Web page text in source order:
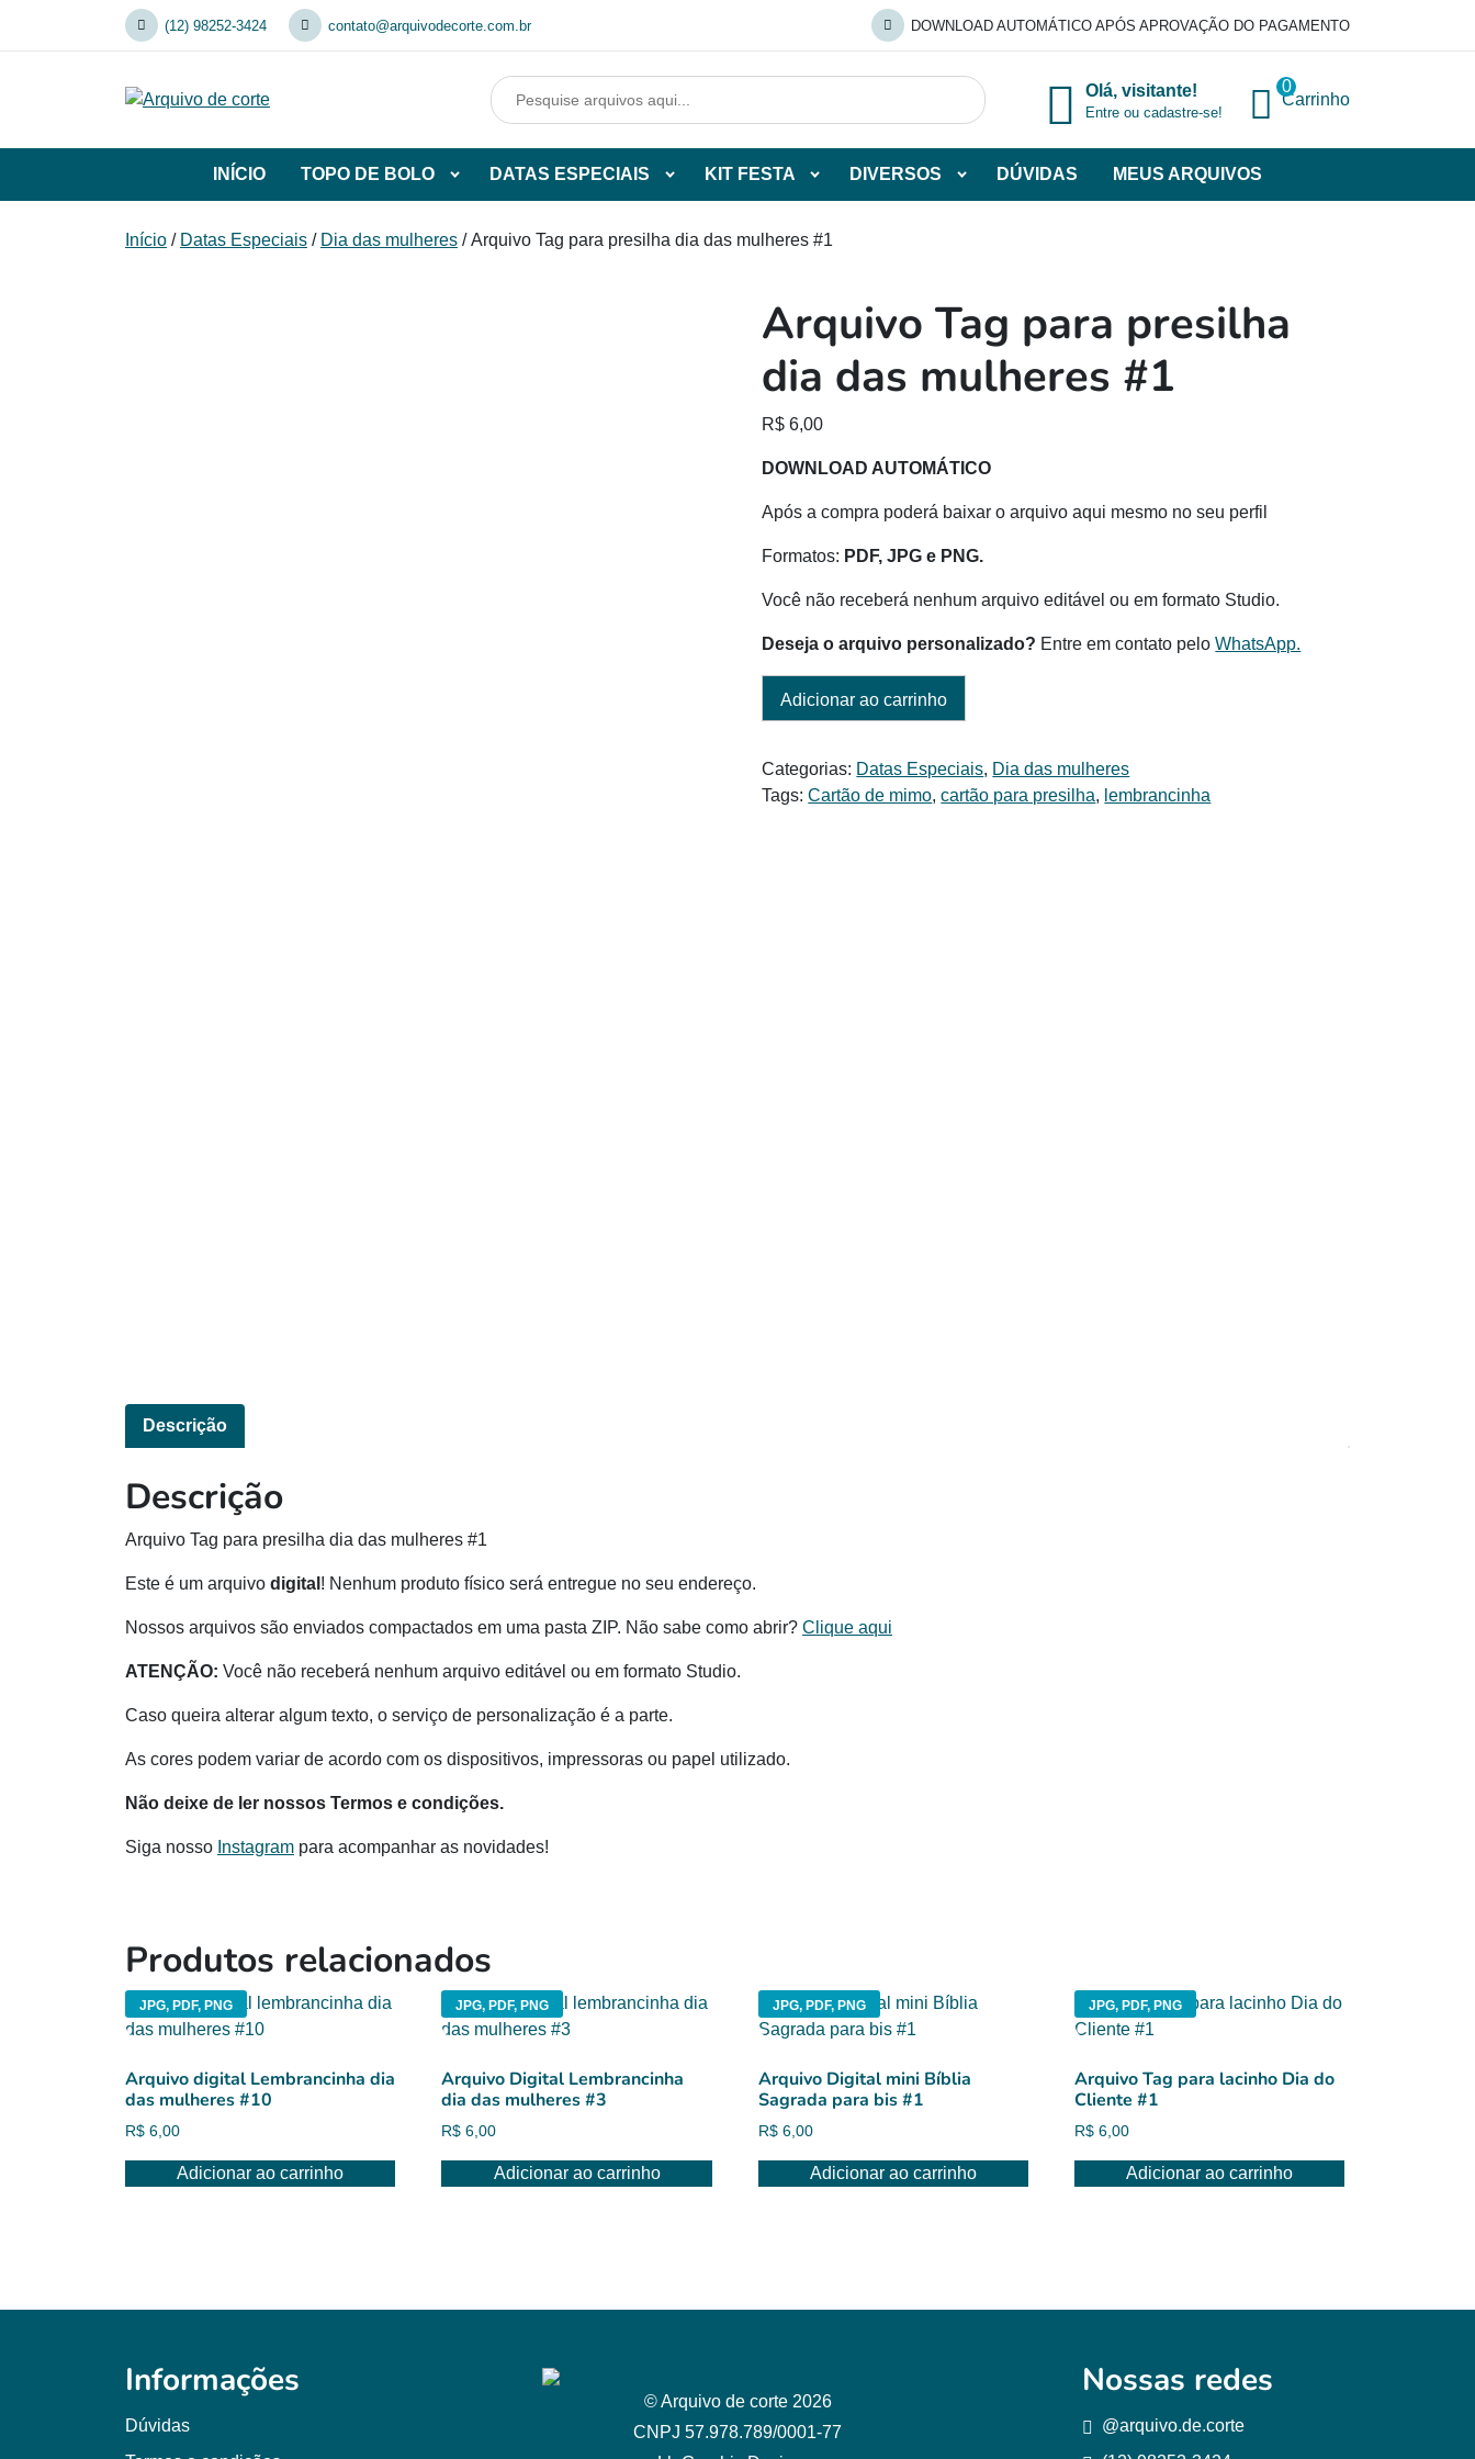
(12) 98252-3424 contato@arquivodecorte.com.br DOWNLOAD AUTOMÁTICO APÓS APROVAÇÃO DO PAGAMENTO
Olá, visitante!
Entre ou cadastre-se!
0
Carrinho
INÍCIO TOPO DE BOLO
de
DATAS ESPECIAIS
de
KIT FESTA
de
DIVERSOS DÚVIDAS MEUS ARQUIVOS
Início / Datas Especiais / Dia das mulheres / Arquivo Tag para presilha dia das mulheres #1
Arquivo Tag para presilha
dia das mulheres #1
R$ 6,00
DOWNLOAD AUTOMÁTICO
Após a compra poderá baixar o arquivo aqui mesmo no seu perfil
Formatos: PDF, JPG e PNG.
Você não receberá nenhum arquivo editável ou em formato Studio.
Deseja o arquivo personalizado? Entre em contato peloWhatsApp.
Adicionar ao carrinho
Categorias: Datas Especiais, Dia das mulheres
Tags:Cartão de mimo,cartão para presilha, lembrancinha
Descrição
Descrição
Arquivo Tag para presilha dia das mulheres #1
Este é um arquivo digital ! Nenhum produto físico será entregue no seu endereço.
Nossos arquivos são enviados compactados em uma pasta ZIP. Não sabe como abrir? Clique aqui
ATENÇÃO: Você não receberá nenhum arquivo editável ou em formato Studio.
Caso queira alterar algum texto, o serviço de personalização é a parte.
As cores podem variar de acordo com os dispositivos, impressoras ou papel utilizado.
Não deixe de ler nossos Termos e condições.
Siga nosso Instagram para acompanhar as novidades!
Produtos relacionados
JPG, PDF, PNG
Arquivo digital Lembrancinha dia
das mulheres #10
R$ 6,00
Adicionar ao carrinho
JPG, PDF, PNG
Arquivo Digital Lembrancinha
dia das mulheres #3
R$ 6,00
Adicionar ao carrinho
JPG, PDF, PNG
Arquivo Digital mini Bíblia
Sagrada para bis #1
R$6,00
Adicionar ao carrinho
JPG, PDF, PNG
Arquivo Tag para lacinho Dia do
Cliente #1
R$ 6,00
Adicionar ao carrinho
Informações
Dúvidas
© Arquivo de corte 2026
CNPJ 57.978.789/0001-77
Nossas redes
@arquivo.de.corte